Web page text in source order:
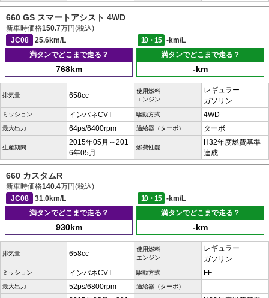
660 GS スマートアシスト 4WD
新車時価格150.7万円(税込)
JC08
25.6km/L 10・15
-km/L
満タンでどこまで走る？
768km
満タンでどこまで走る？
-km
排気量 658cc
使用燃料
エンジン
レギュラー
ガソリン
ミッション インパネCVT 駆動方式 4WD
最大出力 64ps/6400rpm 過給器（ターボ） ターボ
生産期間
2015年05月～201
6年05月
燃費性能
H32年度燃費基準
達成
660 カスタムR
新車時価格140.4万円(税込)
JC08
31.0km/L 10・15
-km/L
満タンでどこまで走る？
930km
満タンでどこまで走る？
-km
排気量 658cc
使用燃料
エンジン
レギュラー
ガソリン
ミッション インパネCVT 駆動方式 FF
最大出力 52ps/6800rpm 過給器（ターボ） -